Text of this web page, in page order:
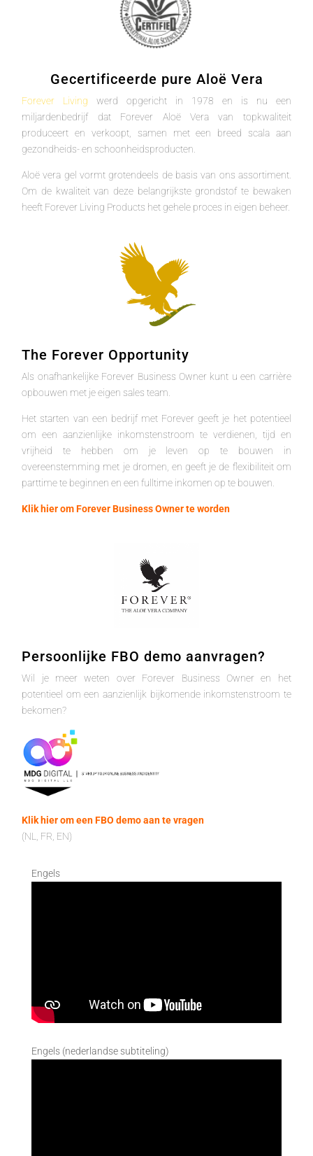
Gecertificeerde pure Aloë Vera
Forever Living werd opgericht in 1978 en is nu een
miljardenbedrijf dat Forever Aloë Vera van topkwaliteit
produceert en verkoopt, samen met een breed scala aan
gezondheids- en schoonheidsproducten.
Aloë vera gel vormt grotendeels de basis van ons assortiment.
Om de kwaliteit van deze belangrijkste grondstof te bewaken
heeft Forever Living Products het gehele proces in eigen beheer.
The Forever Opportunity
Als onafhankelijke Forever Business Owner kunt u een carrière
opbouwen met je eigen sales team.
Het starten van een bedrijf met Forever geeft je het potentieel
om een aanzienlijke inkomstenstroom te verdienen, tijd en
vrijheid te hebben om je leven op te bouwen in
overeenstemming met je dromen, en geeft je de flexibiliteit om
parttime te beginnen en een fulltime inkomen op te bouwen.
Klik hier om Forever Business Owner te worden
Persoonlijke FBO demo aanvragen?
Wil je meer weten over Forever Business Owner en het
potentieel om een aanzienlijk bijkomende inkomstenstroom te
bekomen?
Klik hier om een FBO demo aan te vragen
(NL, FR, EN)
Engels
Engels (nederlandse subtiteling)